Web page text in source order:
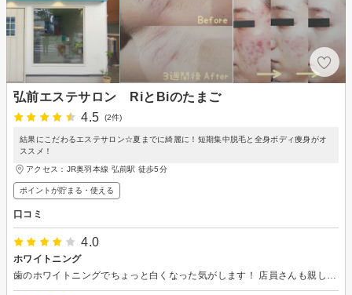
弘前エステサロン RiとBiのたまご
4.5
(2件)
結果にこだわるエステサロン☆夏までに綺麗に！短期集中脱毛と全身ボディ痩身がオ
ススメ！
アクセス：JR奥羽本線 弘前駅 徒歩5分
ポイントが貯まる・使える
口コミ
4.0
ホワイトニング